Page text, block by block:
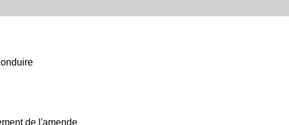
de l'amende